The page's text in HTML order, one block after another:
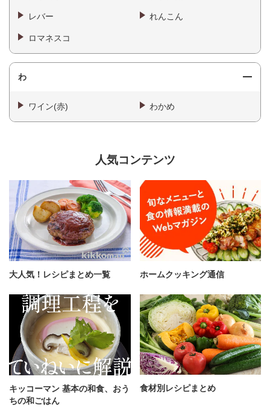
レバー れんこん
ロマネスコ
わ
ワイン(赤) わかめ
人気コンテンツ
大人気！レシピまとめ一覧 ホームクッキング通信
キッコーマン 基本の和食、おう
ちの和ごはん
食材別レシピまとめ